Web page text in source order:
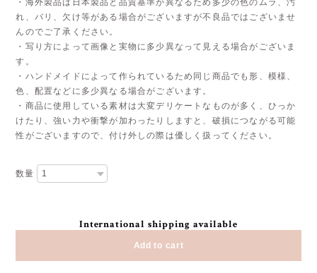
・海外製品は日本製品と品質基準が異なるため多少の色のムラ、汚
れ、バリ、欠け等がある場合がございますが不良品ではございませ
んのでご了承ください。
・写り方によって画像と実物に多少異なって見える場合がございま
す。
・ハンドメイドによって作られているため同じ商品でも形、模様、
色、配置などに多少異なる場合がございます。
・商品に使用している素材は大変デリケートなものが多く、ひっか
けたり、強い力や衝撃が加わったりしますと、破損につながる可能
性がございますので、付け外しの際は優しく扱ってください。
数量
International shipping available
Add to cart